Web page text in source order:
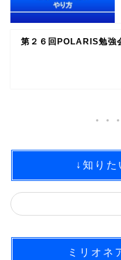
第２６回POLARIS勉強
↓知りた
ミリオネ